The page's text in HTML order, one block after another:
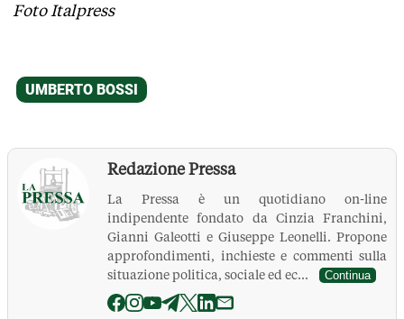
Foto Italpress
Redazione Pressa
La Pressa è un quotidiano on-line
indipendente fondato da Cinzia Franchini,
Gianni Galeotti e Giuseppe Leonelli. Propone
approfondimenti, inchieste e commenti sulla
situazione politica, sociale ed ec...
Continua